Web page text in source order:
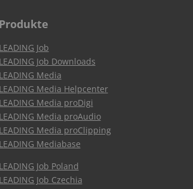
Produkte
LEADING Job
LEADING Job Downloads
LEADING Media
LEADING Media Helpcenter
LEADING Media proDigi
LEADING Media proAudio
LEADING Media proClipping
LEADING Mediabase
LEADING Job Poland
LEADING Job Czechia